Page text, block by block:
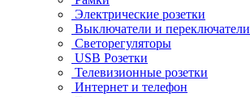
Электрические розетки
Выключатели и переключатели
Светорегуляторы
USB Розетки
Телевизионные розетки
Интернет и телефон